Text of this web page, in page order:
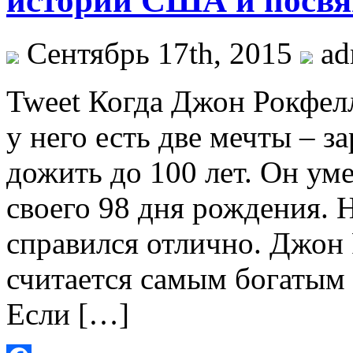
Сентябрь 17th, 2015
Tweet Когда Джон
у него есть две мечты –
дожить до 100 лет. Он
своего 98 дня рождения.
справился отлично.
считается самым
Если […]